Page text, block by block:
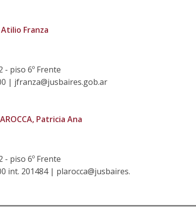
Franza
- piso 6º Frente
| jfranza@jusbaires.gob.ar
Patricia Ana
- piso 6º Frente
int. 201484 | plarocca@jusbaires.